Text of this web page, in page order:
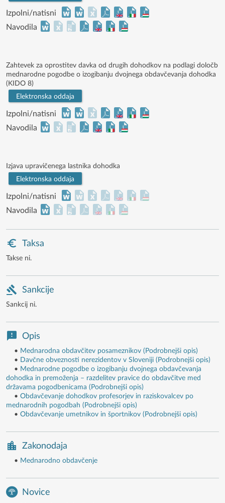
Izpolni/natisni
Navodila
Zahtevek za oprostitev davka od drugih dohodkov na podlagi določb
mednarodne pogodbe o izogibanju dvojnega obdavčevanja dohodka
(KIDO 8)
Elektronska oddaja
Izpolni/natisni
Navodila
Izjava upravičenega lastnika dohodka
Elektronska oddaja
Izpolni/natisni
Navodila
Taksa
Takse ni.
Sankcije
Sankcij ni.
Opis
• Mednarodna obdavčitev posameznikov (Podrobnejši opis)
• Davčne obveznosti nerezidentov v Sloveniji (Podrobnejši opis)
• Mednarodne pogodbe o izogibanju dvojnega obdavčevanja
dohodka in premoženja – razdelitev pravice do obdavčitve med
državama pogodbenicama (Podrobnejši opis)
• Obdavčevanje dohodkov profesorjev in raziskovalcev po
mednarodnih pogodbah (Podrobnejši opis)
• Obdavčevanje umetnikov in športnikov (Podrobnejši opis)
Zakonodaja
• Mednarodno obdavčenje
Novice